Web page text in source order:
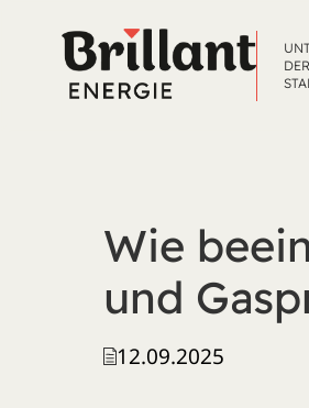
Wie
und
12.09.2025